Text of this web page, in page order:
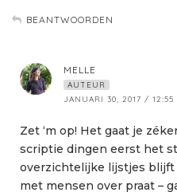
BEANTWOORDEN
MELLE
AUTEUR
JANUARI 30, 2017 / 12:55
Zet ‘m op! Het gaat je
scriptie dingen eerst het
overzichtelijke lijstjes blijft
met mensen over praat –